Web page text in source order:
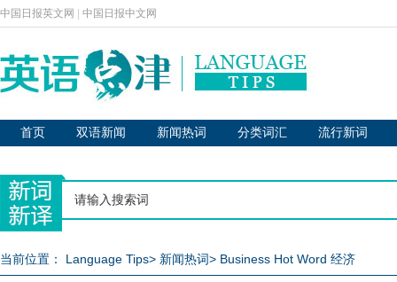
中国日报英文网 中国日报中文网
首页 双语新闻 新闻热词 分类词汇 流行新词
当前位置： Language Tips> 新闻热词> Business Hot Word 经济